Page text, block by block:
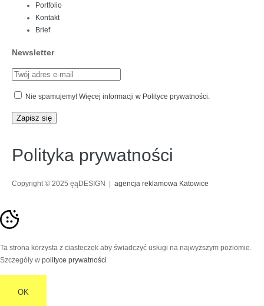
Portfolio
Kontakt
Brief
Newsletter
Nie spamujemy! Więcej informacji w Polityce prywatności.
Copyright © 2025 ęąDESIGN | agencja reklamowa Katowice
Polityka prywatności
Ta strona korzysta z ciasteczek aby świadczyć usługi na najwyższym poziomie.
Szczegóły w polityce prywatności
OK